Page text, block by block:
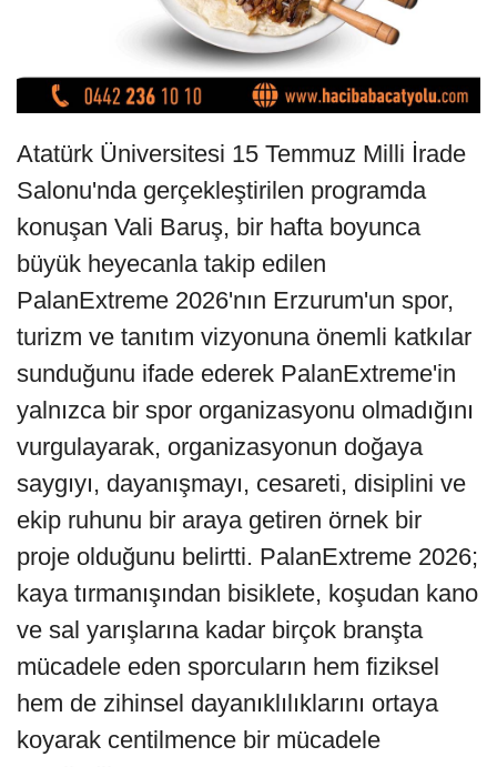
Atatürk Üniversitesi 15 Temmuz Milli İrade
Salonu'nda gerçekleştirilen programda
konuşan Vali Baruş, bir hafta boyunca
büyük heyecanla takip edilen
PalanExtreme 2026'nın Erzurum'un spor,
turizm ve tanıtım vizyonuna önemli katkılar
sunduğunu ifade ederek PalanExtreme'in
yalnızca bir spor organizasyonu olmadığını
vurgulayarak, organizasyonun doğaya
saygıyı, dayanışmayı, cesareti, disiplini ve
ekip ruhunu bir araya getiren örnek bir
proje olduğunu belirtti. PalanExtreme 2026;
kaya tırmanışından bisiklete, koşudan kano
ve sal yarışlarına kadar birçok branşta
mücadele eden sporcuların hem fiziksel
hem de zihinsel dayanıklılıklarını ortaya
koyarak centilmence bir mücadele